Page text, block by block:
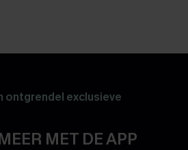
ontgrendel exclusieve
MET DE APP